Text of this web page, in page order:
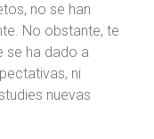
no se han
No obstante, te
se ha dado a
ni
nuevas